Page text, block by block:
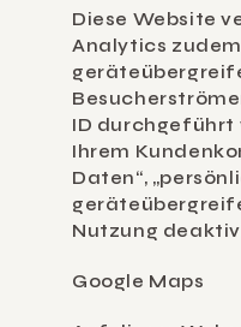
Diese Website
Analytics
ID durchgeführt
Ihrem
Daten“,
Nutzung
Google Maps